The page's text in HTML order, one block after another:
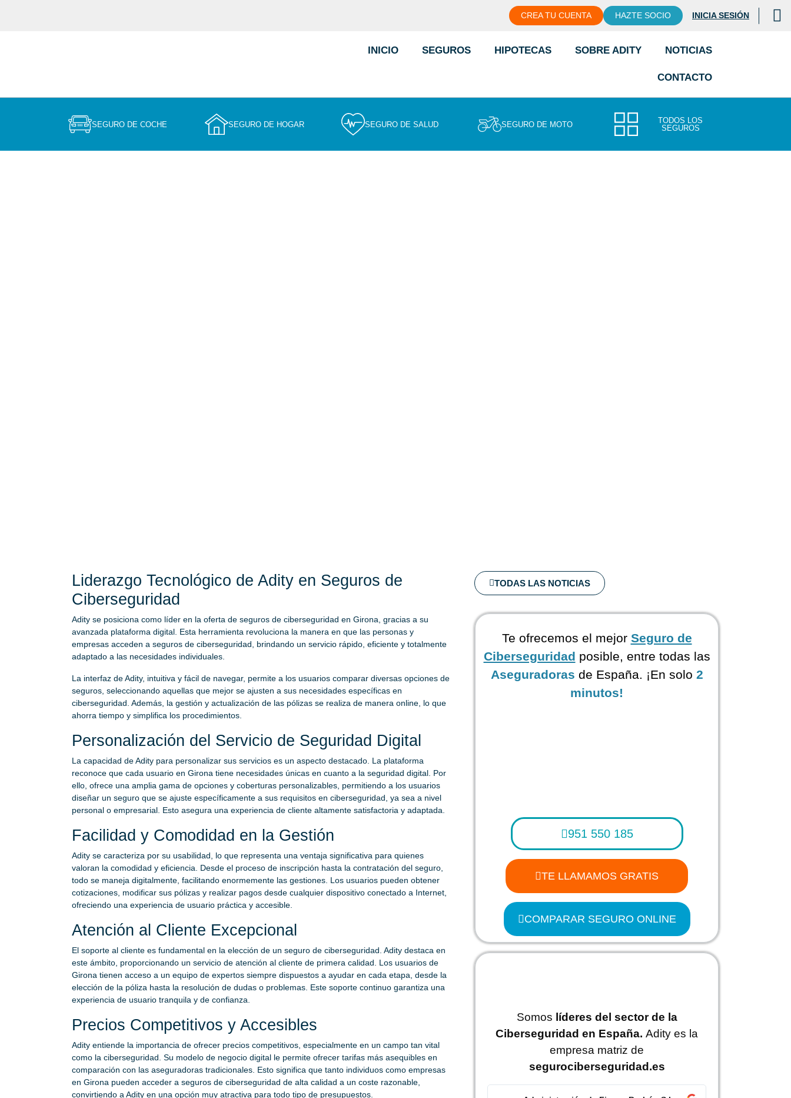
CREA TU CUENTA HAZTE SOCIO INICIA SESIÓN
INICIO SEGUROS HIPOTECAS SOBRE ADITY NOTICIAS
CONTACTO
SEGURO DE COCHE SEGURO DE HOGAR SEGURO DE SALUD SEGURO DE MOTO
TODOS LOS
SEGUROS
Liderazgo Tecnológico de Adity en Seguros de
Ciberseguridad
Adity se posiciona como líder en la oferta de seguros de ciberseguridad en Girona, gracias a su
avanzada plataforma digital. Esta herramienta revoluciona la manera en que las personas y
empresas acceden a seguros de ciberseguridad, brindando un servicio rápido, eficiente y totalmente
adaptado a las necesidades individuales.
La interfaz de Adity, intuitiva y fácil de navegar, permite a los usuarios comparar diversas opciones de
seguros, seleccionando aquellas que mejor se ajusten a sus necesidades específicas en
ciberseguridad. Además, la gestión y actualización de las pólizas se realiza de manera online, lo que
ahorra tiempo y simplifica los procedimientos.
Personalización del Servicio de Seguridad Digital
La capacidad de Adity para personalizar sus servicios es un aspecto destacado. La plataforma
reconoce que cada usuario en Girona tiene necesidades únicas en cuanto a la seguridad digital. Por
ello, ofrece una amplia gama de opciones y coberturas personalizables, permitiendo a los usuarios
diseñar un seguro que se ajuste específicamente a sus requisitos en ciberseguridad, ya sea a nivel
personal o empresarial. Esto asegura una experiencia de cliente altamente satisfactoria y adaptada.
Facilidad y Comodidad en la Gestión
Adity se caracteriza por su usabilidad, lo que representa una ventaja significativa para quienes
valoran la comodidad y eficiencia. Desde el proceso de inscripción hasta la contratación del seguro,
todo se maneja digitalmente, facilitando enormemente las gestiones. Los usuarios pueden obtener
cotizaciones, modificar sus pólizas y realizar pagos desde cualquier dispositivo conectado a Internet,
ofreciendo una experiencia de usuario práctica y accesible.
Atención al Cliente Excepcional
El soporte al cliente es fundamental en la elección de un seguro de ciberseguridad. Adity destaca en
este ámbito, proporcionando un servicio de atención al cliente de primera calidad. Los usuarios de
Girona tienen acceso a un equipo de expertos siempre dispuestos a ayudar en cada etapa, desde la
elección de la póliza hasta la resolución de dudas o problemas. Este soporte continuo garantiza una
experiencia de usuario tranquila y de confianza.
Precios Competitivos y Accesibles
Adity entiende la importancia de ofrecer precios competitivos, especialmente en un campo tan vital
como la ciberseguridad. Su modelo de negocio digital le permite ofrecer tarifas más asequibles en
comparación con las aseguradoras tradicionales. Esto significa que tanto individuos como empresas
en Girona pueden acceder a seguros de ciberseguridad de alta calidad a un coste razonable,
convirtiendo a Adity en una opción muy atractiva para todo tipo de presupuestos.
TODAS LAS NOTICIAS
Te ofrecemos el mejor Seguro de
Ciberseguridad posible, entre todas las
Aseguradoras de España. ¡En solo 2
minutos!
951 550 185
TE LLAMAMOS GRATIS
COMPARAR SEGURO ONLINE
Somos líderes del sector de la
Ciberseguridad en España. Adity es la
empresa matriz de
segurociberseguridad.es